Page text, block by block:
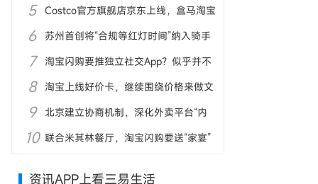
福建落地
5
Costco官方旗舰店京东上线，盒马淘宝
入口升级
6
苏州首创将“合规等红灯时间”纳入骑手
配送计时体系
7
淘宝闪购要推独立社交App？似乎并不
靠谱
8
淘宝上线好价卡，继续围绕价格来做文
9
北京建立协商机制，深化外卖平台“内
卷式”竞争整治
10 联合米其林餐厅，淘宝闪购要送“家宴”
资讯APP上看三易生活